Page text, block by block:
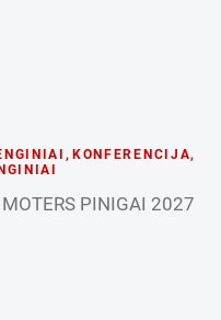
, KONFERENCIJA,
PINIGAI 2027